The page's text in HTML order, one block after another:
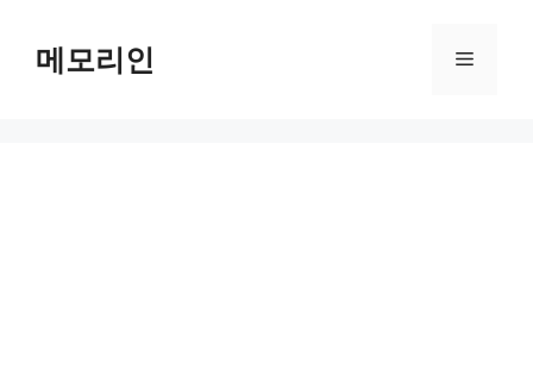
content메모리인 Menu